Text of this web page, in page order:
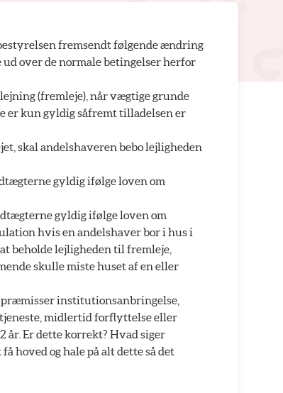
fremsendt følgende ændring
over de normale betingelser herfor
(fremleje), når vægtige grunde
er kun gyldig såfremt tilladelsen er
skal andelshaveren bebo lejligheden
gyldig ifølge loven om
gyldig ifølge loven om
hvis en andelshaver bor i hus i
beholde lejligheden til fremleje,
skulle miste huset af en eller
præmisser institutionsanbringelse,
midlertid forflyttelse eller
år. Er dette korrekt? Hvad siger
hoved og hale på alt dette så det